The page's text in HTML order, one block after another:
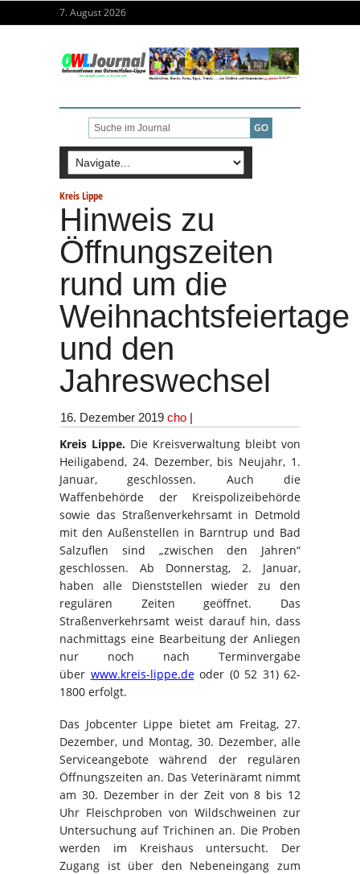
7. August 2026
Kreis Lippe
Hinweis zu
Öffnungszeiten
rund um die
Weihnachtsfeiertage
und den
Jahreswechsel
16. Dezember 2019 cho |
Kreis Lippe. Die Kreisverwaltung bleibt von
Heiligabend, 24. Dezember, bis Neujahr, 1.
Januar, geschlossen. Auch die
Waffenbehörde der Kreispolizeibehörde
sowie das Straßenverkehrsamt in Detmold
mit den Außenstellen in Barntrup und Bad
Salzuflen sind „zwischen den Jahren“
geschlossen. Ab Donnerstag, 2. Januar,
haben alle Dienststellen wieder zu den
regulären Zeiten geöffnet. Das
Straßenverkehrsamt weist darauf hin, dass
nachmittags eine Bearbeitung der Anliegen
nur noch nach Terminvergabe
über www.kreis-lippe.deoder (0 52 31) 62-
1800 erfolgt.
Das Jobcenter Lippe bietet am Freitag, 27.
Dezember, und Montag, 30. Dezember, alle
Serviceangebote während der regulären
Öffnungszeiten an. Das Veterinäramt nimmt
am 30. Dezember in der Zeit von 8 bis 12
Uhr Fleischproben von Wildschweinen zur
Untersuchung auf Trichinen an. Die Proben
werden im Kreishaus untersucht. Der
Zugang ist über den Nebeneingang zum